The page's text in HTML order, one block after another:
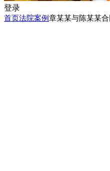
登录
首页法院案例章某某与陈某某